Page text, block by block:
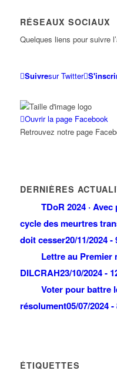
RÉSEAUX SOCIAUX
Quelques liens pour suivre
Suivresur Twitter
Ouvrir la page Facebook
Retrouvez notre page
DERNIÈRES
TDoR 2024 ·
cycle des meurtres
doit cesser20/11/2024 -
Lettre au Premier
DILCRAH23/10/2024 -
Voter pour battre
résolument05/07/2024
ÉTIQUETTES